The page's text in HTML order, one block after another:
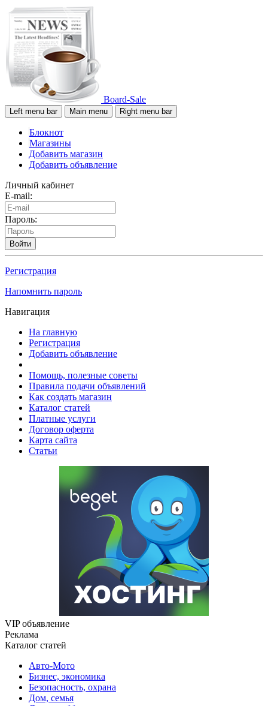
Board-Sale
Left menu bar Main menu Right menu bar
Блокнот
Магазины
Добавить магазин
Добавить объявление
Личный кабинет
E-mail:
Пароль:
Войти
Регистрация
Напомнить пароль
Навигация
На главную
Регистрация
Добавить объявление
Помощь, полезные советы
Правила подачи объявлений
Как создать магазин
Каталог статей
Платные услуги
Договор оферта
Карта сайта
Статьи
VIP объявление
Реклама
Каталог статей
Авто-Мото
Бизнес, экономика
Безопасность, охрана
Дом, семья